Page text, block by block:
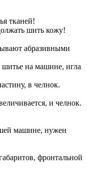
тканей!
шить кожу!
абразивными
шитье на машине, игла
в челнок.
и челнок.
машине, нужен
фронтальной